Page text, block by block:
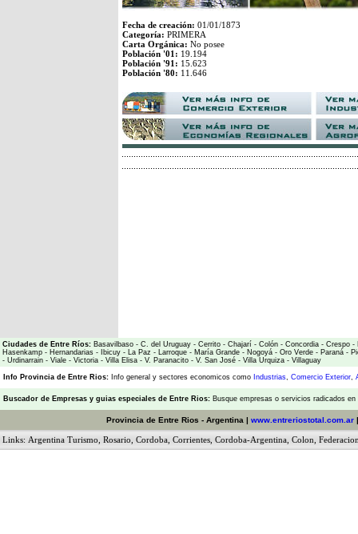
Fecha de creación: 01/01/1873
Categoría: PRIMERA
Carta Orgánica: No posee
Población '01: 19.194
Población '91: 15.623
Población '80: 11.646
Ciudades de Entre Ríos: Basavilbaso - C. del Uruguay - Cerrito - Chajarí - Colón - Concordia - Crespo -
Hasenkamp - Hernandarias - Ibicuy - La Paz - Larroque - María Grande - Nogoyá - Oro Verde - Paraná -
- Urdinarrain - Viale - Victoria - Villa Elisa - V. Paranacito - V. San José - Villa Urquiza - Villaguay
Info Provincia de Entre Rios: Info general y sectores economicos como Industrias, Comercio Exterior,
Buscador de Empresas y guias especiales de Entre Rios: Busque empresas o servicios radicados
Provincia de Entre Rios - Argentina | www.entreriostotal.com.ar
Links: Argentina Turismo Rosario Cordoba Corrientes Cordoba-Argentina Colon